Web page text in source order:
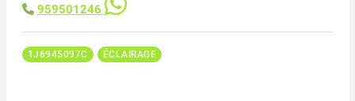
959501246
1J6945097C ÉCLAIRAGE